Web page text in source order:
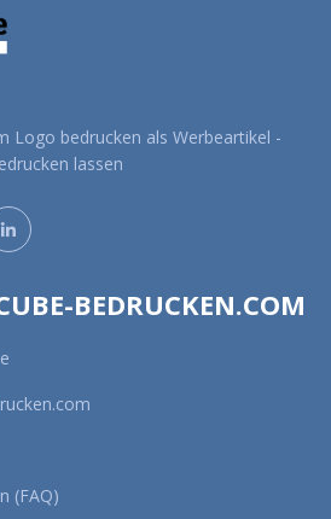
Logo bedrucken als Werbeartikel -
lassen
BEDRUCKEN.COM
(FAQ)